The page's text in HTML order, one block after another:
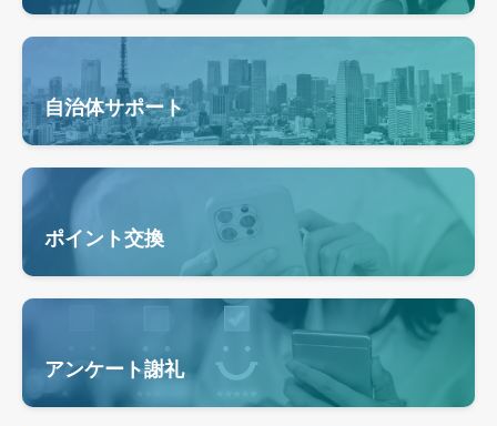
自治体サポート
ポイント交換
アンケート謝礼